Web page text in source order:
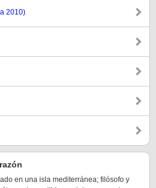
2010)
en una isla mediterránea; filósofo y